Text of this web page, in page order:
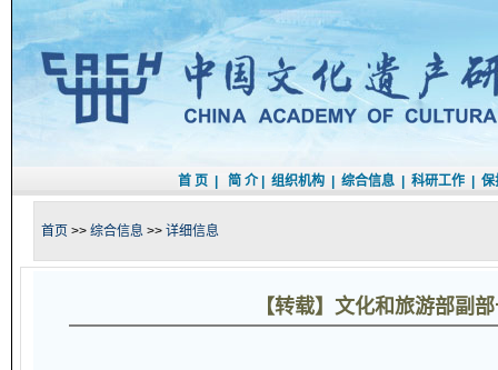
首 页 简 介| 组织机构 综合信息 科研工作 保
首页 >> 综合信息 >> 详细信息
【转载】文化和旅游部副